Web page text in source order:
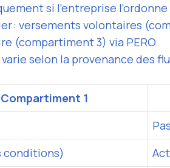
si l’entreprise
: versements volontaires
(compartiment 3) via PERO.
selon la provenance des
Compartiment 1
conditions)